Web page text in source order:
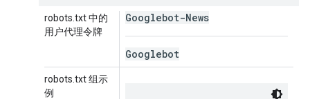
robots.txt 中的
用户代理令牌
Googlebot-News
Googlebot
robots.txt 组示
例